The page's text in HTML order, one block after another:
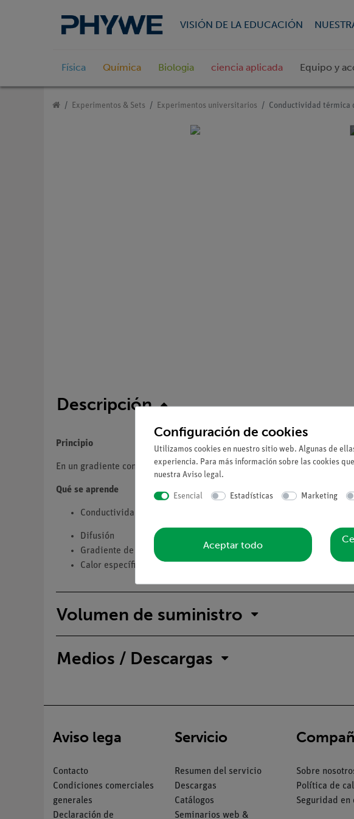
VISIÓN DE LA EDUCACIÓN
Física Química Biologia ciencia aplicada Equipo y
Experimentos & Sets Experimentos universitarios Conductividad térmica
Descripción
Principio
En un gradiente constante de temperatura se determina la
Qué se aprende
Conductividad térmica
Difusión
Gradiente de temperatura
Calor específico
Volumen de suministro
Medios / Descargas
Aviso lega
Contacto
Condiciones comerciales
generales
Declaración de
Servicio
Resumen del servicio
Descargas
Catálogos
Seminarios web &
Sobre
Política de
Seguridad en
Configuración de cookies
Utilizamos cookies en nuestro sitio web. Algunas de
experiencia. Para más información sobre las cookies
nuestra Aviso legal.
Esencial Estadísticas Marketing
Aceptar todo